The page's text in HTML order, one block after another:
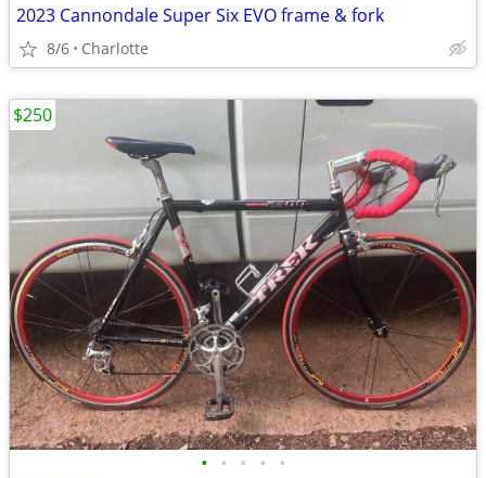
2023 Cannondale Super Six EVO frame & fork
8/6 Charlotte
• • • • •
$250